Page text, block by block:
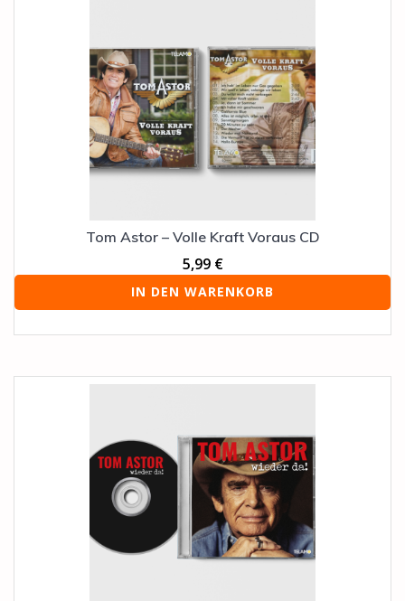
Tom Astor – Volle Kraft Voraus CD
5,99 €
IN DEN WARENKORB